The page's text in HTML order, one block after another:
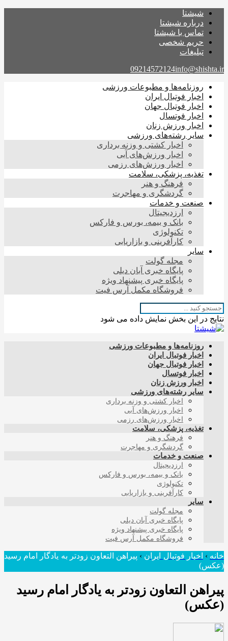
شیشتا
درباره شیشتا
تماس با شیشتا
حریم شخصی
تبلیغات
09214572124info@shishta.ir
روزنامه‌ها و مطبوعات ورزشی
اخبار فوتبال ایران
اخبار فوتبال جهان
اخبار فوتسال
اخبار ورزش زنان
سایر رشته‌های ورزشی
اخبار کشتی و وزنه برداری
اخبار ورزش‌های آبی
اخبار ورزش‌های رزمی
تغذیه، پزشکی، سلامت
فرهنگ و هنر
گردشگری و مهاجرت
صنعت و خدمات
ارزدیجیتال
بانک و بیمه، بورس و فارکس
تکنولوژی
کارآفرینی و بازاریابی
سایر
مجله گولت
پایگاه خبری آبان دیلی
پایگاه خبری پیشنهاد ویژه
فروشگاه مکمل آرس فیت
نتایج در این بخش نمایش داده می شود
روزنامه‌ها و مطبوعات ورزشی
اخبار فوتبال ایران
اخبار فوتبال جهان
اخبار فوتسال
اخبار ورزش زنان
سایر رشته‌های ورزشی
اخبار کشتی و وزنه برداری
اخبار ورزش‌های آبی
اخبار ورزش‌های رزمی
تغذیه، پزشکی، سلامت
فرهنگ و هنر
گردشگری و مهاجرت
صنعت و خدمات
ارزدیجیتال
بانک و بیمه، بورس و فارکس
تکنولوژی
کارآفرینی و بازاریابی
سایر
مجله گولت
پایگاه خبری آبان دیلی
پایگاه خبری پیشنهاد ویژه
فروشگاه مکمل آرس فیت
خانه › اخبار فوتبال ایران › پیراهن التعاون زودتر به یادگار امام رسید
(عکس)
پیراهن التعاون زودتر به یادگار امام رسید
(عکس)